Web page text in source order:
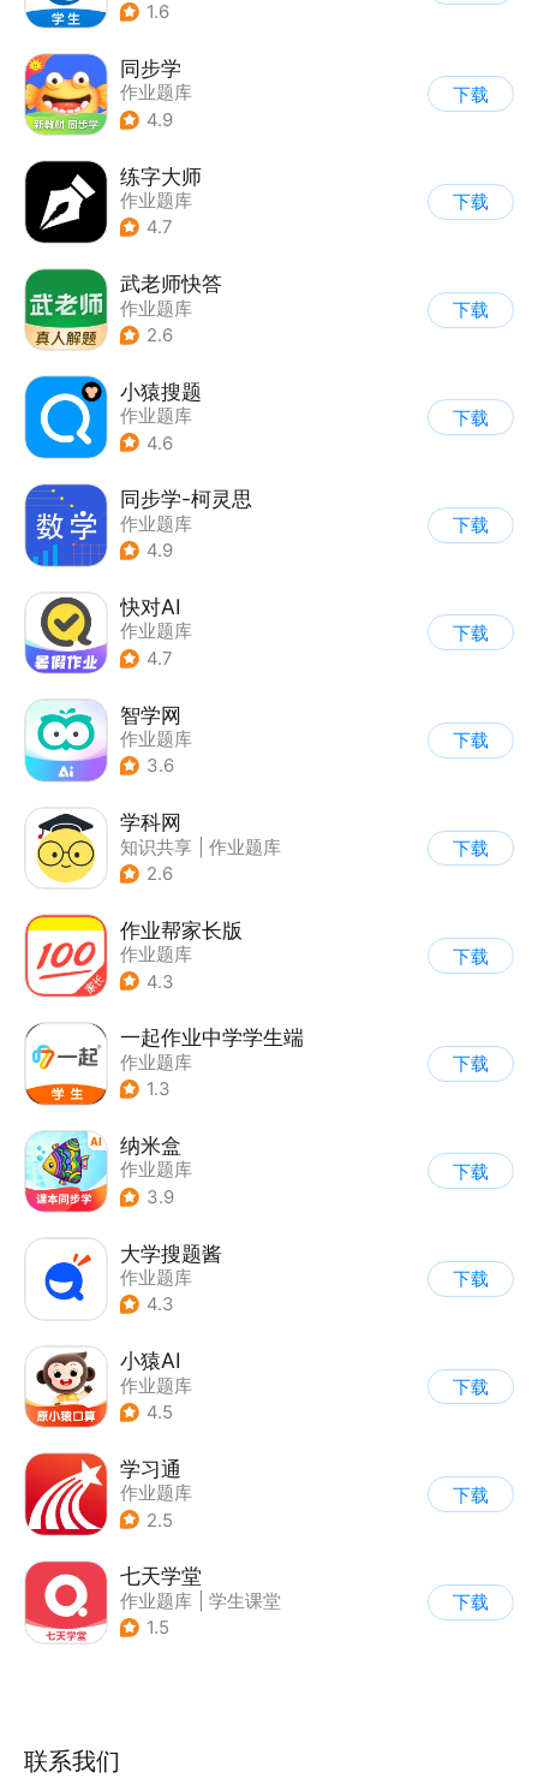
1.6
同步学
作业题库
4.9
下载
练字大师
作业题库
4.7
下载
武老师快答
作业题库
2.6
下载
小猿搜题
作业题库
4.6
下载
同步学-柯灵思
作业题库
4.9
下载
快对AI
作业题库
4.7
下载
智学网
作业题库
3.6
下载
学科网
知识共享
作业题库
2.6
下载
作业帮家长版
作业题库
4.3
下载
一起作业中学学生端
作业题库
1.3
下载
纳米盒
作业题库
3.9
下载
大学搜题酱
作业题库
4.3
下载
小猿AI
作业题库
4.5
下载
学习通
作业题库
2.5
下载
七天学堂
作业题库
学生课堂
1.5
下载
联系我们